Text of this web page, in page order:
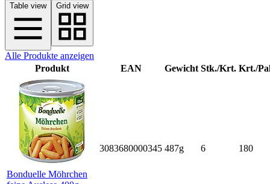
Table view Grid view
Alle Produkte anzeigen
Produkt
EAN Gewicht Stk./Krt. Krt./
Bonduelle Möhrchen
3083680000345 487g 6 180